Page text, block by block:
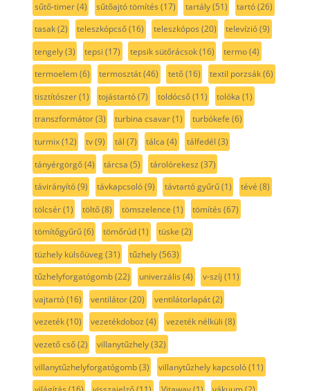
sűtő-timer(4) sűtőajtó tömítés (17) tartály(51) tartó(26)
tasak(2) teleszkópcső(16) teleszkópos (20) televízió(9)
tengely(3) tepsi (17) tepsik sütőrácsok(16) termo(4)
termoelem(6) termosztát(46) tető(16) textil porzsák(6)
tisztítószer(1) tojástartó(7) toldócső(11) tolóka (1)
transzformátor(3) turbina csavar(1) turbókefe (6)
turmix(12) tv(9) tál (7) tálca (4) tálfedél (3)
tányérgörgő(4) tárcsa (5) tárolórekesz (37)
távirányító(9) távkapcsoló(9) távtartó gyűrű(1) tévé (8)
tölcsér(1) töltő(8) tömszelence (1) tömítés (67)
tömítőgyűrű(6) tömőrúd(1) tüske (2)
tüzhely külsőüveg(31) tűzhely(563)
tűzhelyforgatógomb(22) univerzális (4) v-szíj (11)
vajtartó(16) ventilátor(20) ventilátorlapát(2)
vezeték(10) vezetékdoboz (4) vezeték nélküli (8)
vezető cső(2) villanytűzhely(32)
villanytűzhelyforgatógomb(3) villanytűzhely kapcsoló(11)